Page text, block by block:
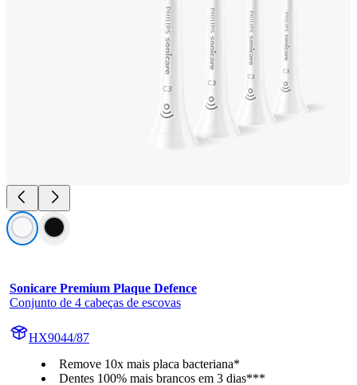
Sonicare Premium Plaque Defence
Conjunto de 4 cabeças de escovas
HX9044/87
Remove 10x mais placa bacteriana*
Dentes 100% mais brancos em 3 dias***